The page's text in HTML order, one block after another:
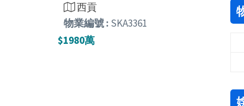
西貢
物業編號 : SKA3361
$1980萬